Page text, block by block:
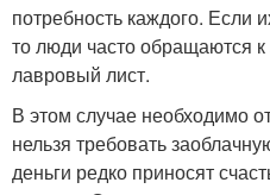
потребность каждого. Если
то люди часто обращаются
лавровый лист.
В этом случае необходимо
нельзя требовать
деньги редко приносят